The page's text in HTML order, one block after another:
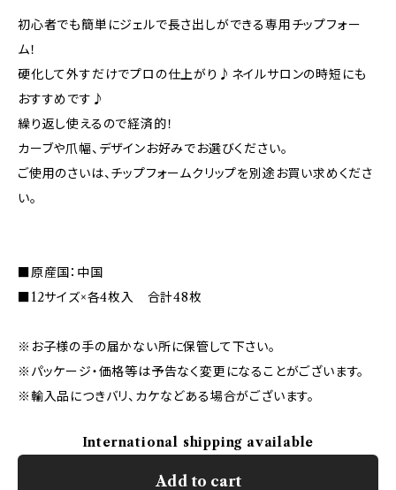
初心者でも簡単にジェルで長さ出しができる専用チップフォー
ム！
硬化して外すだけでプロの仕上がり♪ネイルサロンの時短にも
おすすめです♪
繰り返し使えるので経済的！
カーブや爪幅、デザインお好みでお選びください。
ご使用のさいは、チップフォームクリップを別途お買い求めくださ
い。
■原産国：中国
■12サイズ×各4枚入 合計48枚
※お子様の手の届かない所に保管して下さい。
※パッケージ・価格等は予告なく変更になることがございます。
※輸入品につきバリ、カケなどある場合がございます。
International shipping available
Add to cart